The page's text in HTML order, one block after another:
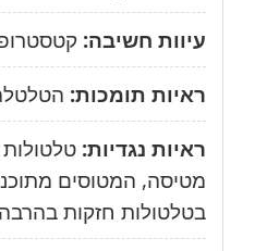
עיוות חשיבה:
ראיות תומכות:
ראיות נגדיות:
מטיסה, המטוסים
בטלטולות חזקות בהרבה